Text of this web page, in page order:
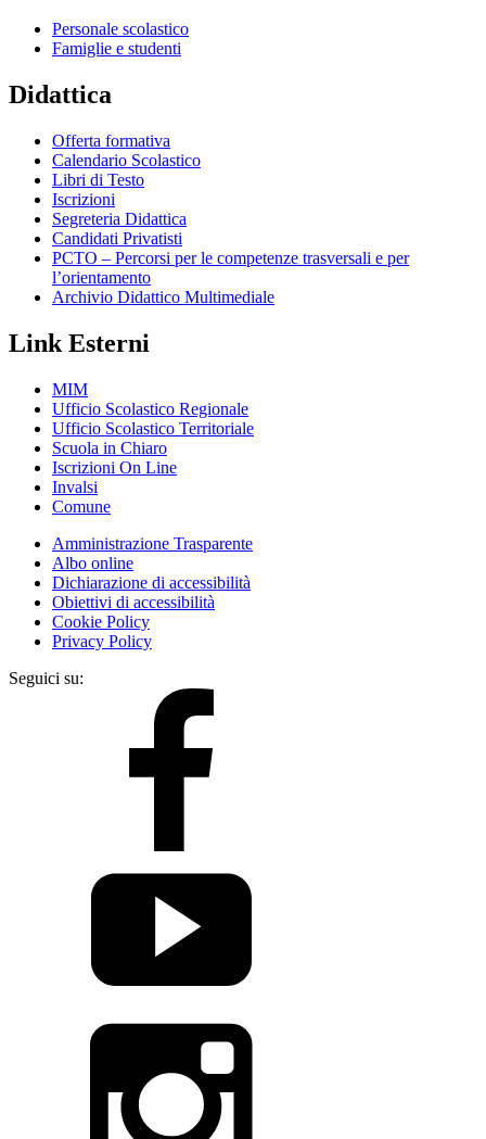
Personale scolastico
Famiglie e studenti
Didattica
Offerta formativa
Calendario Scolastico
Libri di Testo
Iscrizioni
Segreteria Didattica
Candidati Privatisti
PCTO – Percorsi per le competenze trasversali e per
l’orientamento
Archivio Didattico Multimediale
Link Esterni
MIM
Ufficio Scolastico Regionale
Ufficio Scolastico Territoriale
Scuola in Chiaro
Iscrizioni On Line
Invalsi
Comune
Amministrazione Trasparente
Albo online
Dichiarazione di accessibilità
Obiettivi di accessibilità
Cookie Policy
Privacy Policy
Seguici su: